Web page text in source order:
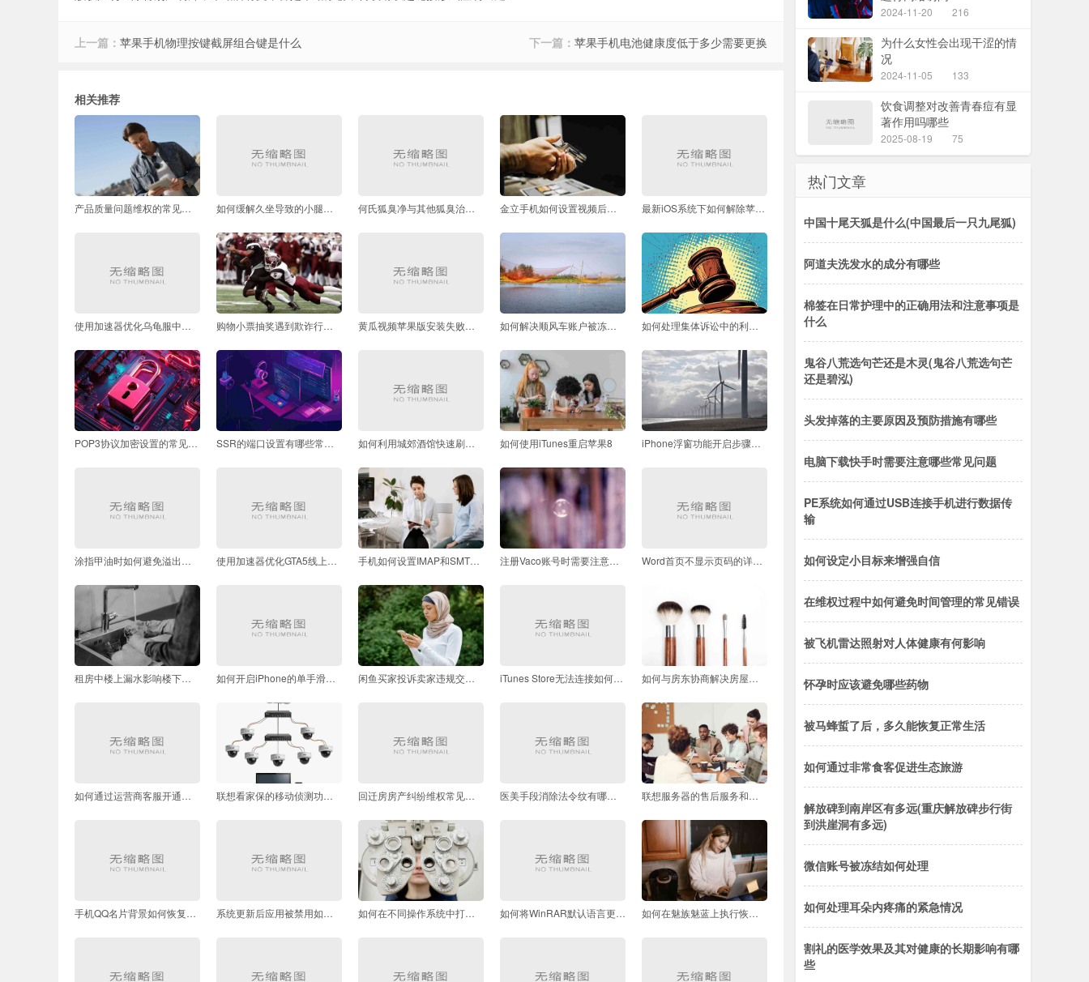
上一篇： 苹果手机物理按键截屏组合键是什么 下一篇： 苹果手机电池健康度低于多少需要更换
相关推荐
产品质量问题维权的常见解决方案有哪些 如何缓解久坐导致的小腿酸胀 何氏狐臭净与其他狐臭治疗方法相比有何优势 金立手机如何设置视频后期编辑功能 最新iOS系统下如何解除苹果监管锁
使用加速器优化乌龟服中文设置教程 购物小票抽奖遇到欺诈行为如何维权 黄瓜视频苹果版安装失败怎么办常见问题解答 如何解决顺风车账户被冻结的问题 如何处理集体诉讼中的利益冲突问题
POP3协议加密设置的常见错误有哪些 SSR的端口设置有哪些常见问题 如何利用城郊酒馆快速刷出紫将 如何使用iTunes重启苹果8 iPhone浮窗功能开启步骤详解
涂指甲油时如何避免溢出甲面 使用加速器优化GTA5线上注册流程的详细步骤 手机如何设置IMAP和SMTP服务器来配置邮箱 注册Vaco账号时需要注意哪些安全问题 Word首页不显示页码的详细步骤是什么
租房中楼上漏水影响楼下怎么办 如何开启iPhone的单手滑动操作模式 闲鱼买家投诉卖家违规交易的流程是怎样的 iTunes Store无法连接如何解决 如何与房东协商解决房屋修缮问题
如何通过运营商客服开通来电转移 联想看家保的移动侦测功能如何配合云存储使用 回迁房房产纠纷维权常见问题解答 医美手段消除法令纹有哪些选择 联想服务器的售后服务和技术支持如何
手机QQ名片背景如何恢复默认设置 系统更新后应用被禁用如何修复 如何在不同操作系统中打开SWF文件 如何将WinRAR默认语言更改为中文 如何在魅族魅蓝上执行恢复出厂设置的操作
2024-11-20 216
为什么女性会出现干涩的情
况
2024-11-05 133
饮食调整对改善青春痘有显
著作用吗哪些
2025-08-19 75
热门文章
中国十尾天狐是什么(中国最后一只九尾狐)
阿道夫洗发水的成分有哪些
棉签在日常护理中的正确用法和注意事项是
什么
鬼谷八荒选句芒还是木灵(鬼谷八荒选句芒
还是碧泓)
头发掉落的主要原因及预防措施有哪些
电脑下载快手时需要注意哪些常见问题
PE系统如何通过USB连接手机进行数据传
输
如何设定小目标来增强自信
在维权过程中如何避免时间管理的常见错误
被飞机雷达照射对人体健康有何影响
怀孕时应该避免哪些药物
被马蜂蜇了后，多久能恢复正常生活
如何通过非常食客促进生态旅游
解放碑到南岸区有多远(重庆解放碑步行街
到洪崖洞有多远)
微信账号被冻结如何处理
如何处理耳朵内疼痛的紧急情况
割礼的医学效果及其对健康的长期影响有哪
些